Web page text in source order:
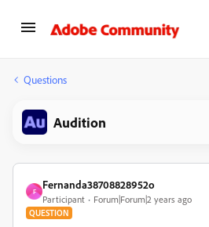
Questions
Audition
F
Fernanda38708828952o
Participant Forum|Forum|2 years ago
QUESTION